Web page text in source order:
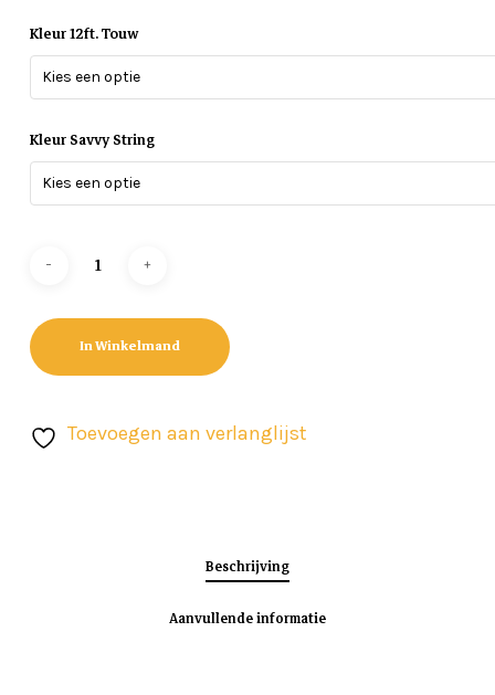
Kleur 12ft. Touw
Kies een optie
Kleur Savvy String
Kies een optie
In Winkelmand
Toevoegen aan verlanglijst
Beschrijving
Aanvullende informatie